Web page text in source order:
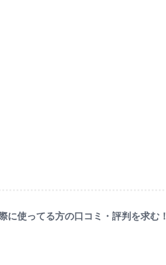
に使ってる方の口コミ・評判を求む！